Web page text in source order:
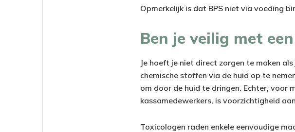
Opmerkelijk is dat BPS niet via voeding
Ben je veilig met
Je hoeft je niet direct zorgen te maken
chemische stoffen via de huid op te
om door de huid te dringen. Echter, voor
kassamedewerkers, is voorzichtigheid
Toxicologen raden enkele eenvoudige